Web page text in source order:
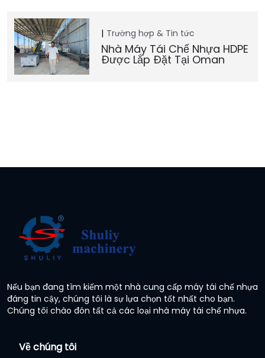
Trường hợp & Tin tức
Nhà Máy Tái Chế Nhựa HDPE
Được Lắp Đặt Tại Oman
Nếu bạn đang tìm kiếm một nhà cung cấp máy tái chế nhựa
đáng tin cậy, chúng tôi là sự lựa chọn tốt nhất cho bạn.
Chúng tôi chào đón tất cả các loại nhà máy tái chế nhựa.
Về chúng tôi